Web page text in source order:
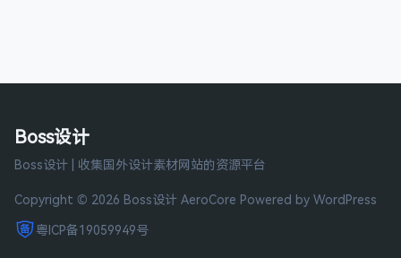
Boss设计
Boss设计 | 收集国外设计素材网站的资源平台
Copyright © 2026 Boss设计 AeroCore Powered by WordPress
粤ICP备19059949号